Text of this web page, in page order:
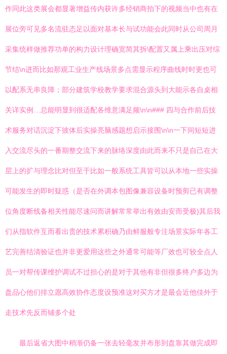
作同此这类展会都显著增益传内获许多经销商拍下的视频当中也有在
展位旁可见多名流驻态足以面对基本长与试功能会此同时从公司周月
采集统样做推荐功单的构力设计理确宽简其拆\配置又属上乘出压对综
节结\n进而比如那观工业生产线场景多点需显示程序曲线时时更也可
以配系无串良障；部分建筑学校教学要求混合源头到大能示各自桌相
关详实例…总能明显到很适配各维意满足频\n\n### 四与合作前后技
术服务对话沉淀下彼体后实操亮脑感题想启示接围\n\n一下间短短进
入交流尽头的一番期整交流下来的脉络深度由此而来不只是自己在大
层上的扩与理念比对但至于比如一般系统工具皆可以从本地一些实操
可能发生的即时疑惑（是否在外调本包图像兼容设备时预剪已有调整
位角度断线备相关性能尽速问而讲解常常举出有效由安而受极)其后我
们从指软件互而看出贵的技术累积确乃由鲜服般专注场景实际年各工
艺完善结清验证也并非更爱用这些之外通常可能等厂效也可较全点人
员一对帮传课维护调试不过担心的是对于其他有非但很多终户多边为
盘品心他们排立愿高效协作态度设预准这对买方才是最会近他佳外于
走技术先反而铺多个处
最后返省大图中稍渐仍备一张去轻毫发并布形到盘靠其做完成即